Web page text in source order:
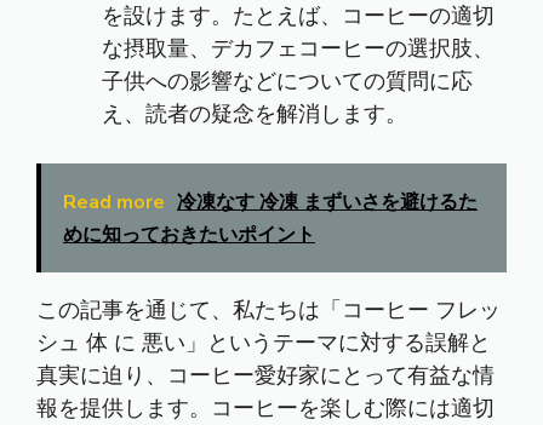
を設けます。たとえば、コーヒーの適切
な摂取量、デカフェコーヒーの選択肢、
子供への影響などについての質問に応
え、読者の疑念を解消します。
Read more 冷凍なす 冷凍 まずいさを避けるた
めに知っておきたいポイント
この記事を通じて、私たちは「コーヒー フレッ
シュ 体 に 悪い」というテーマに対する誤解と
真実に迫り、コーヒー愛好家にとって有益な情
報を提供します。コーヒーを楽しむ際には適切